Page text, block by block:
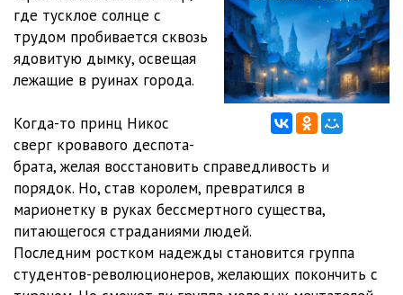
где тусклое солнце с
трудом пробивается сквозь
ядовитую дымку, освещая
лежащие в руинах города.
Когда-то принц Никос
сверг кровавого деспота-
брата, желая восстановить справедливость и
порядок. Но, став королем, превратился в
марионетку в руках бессмертного существа,
питающегося страданиями людей.
Последним ростком надежды становится группа
студентов-революционеров, желающих покончить с